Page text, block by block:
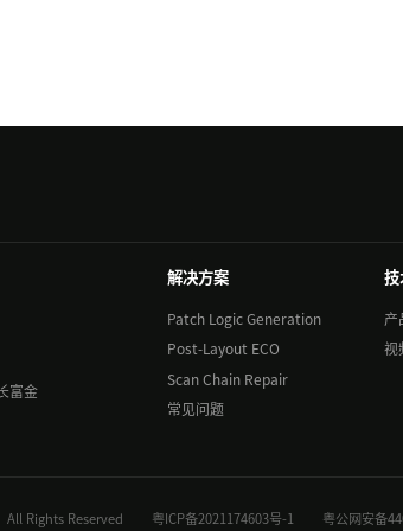
富金
解决方案
Patch Logic Generation
Post-Layout ECO
Scan Chain Repair
常见问题
技
产
视
All Rights Reserved 粤ICP备2021174603号-1 粤公网安备